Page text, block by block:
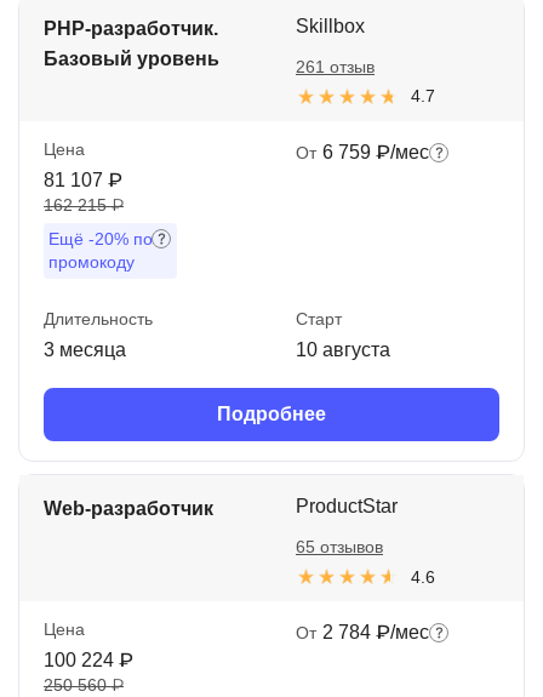
PHP-разработчик.
Базовый уровень
Skillbox
4.7
261 отзыв
Цена
81 107 ₽
162 215 ₽
Ещё -20% по
промокоду
От 6 759 ₽/мес
Длительность
3 месяца
Старт
10 августа
Подробнее
Web-разработчик ProductStar
4.6
65 отзывов
Цена
100 224 ₽
250 560 ₽
От 2 784 ₽/мес